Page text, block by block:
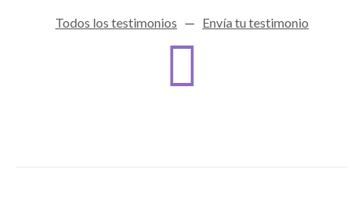
Todos los testimonios — Envía tu testimonio